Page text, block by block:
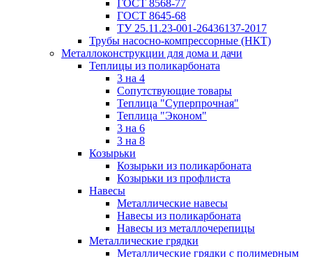
ГОСТ 8568-77
ГОСТ 8645-68
ТУ 25.11.23-001-26436137-2017
Трубы насосно-компрессорные (НКТ)
Металлоконструкции для дома и дачи
Теплицы из поликарбоната
3 на 4
Сопутствующие товары
Теплица "Суперпрочная"
Теплица "Эконом"
3 на 6
3 на 8
Козырьки
Козырьки из поликарбоната
Козырьки из профлиста
Навесы
Металлические навесы
Навесы из поликарбоната
Навесы из металлочерепицы
Металлические грядки
Металлические грядки с полимерным